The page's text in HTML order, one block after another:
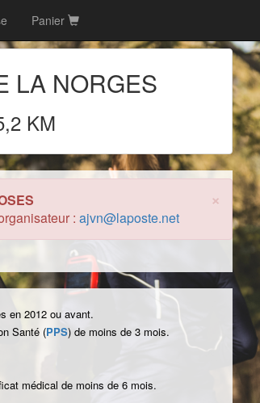
Panier
LA NORGES
KM
×
: ajvn@laposte.net
en 2012 ou avant.
Santé (PPS) de moins de 3 mois.
médical de moins de 6 mois.